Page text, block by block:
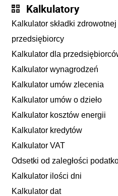
Kalkulatory
Kalkulator składki zdrowotnej
przedsiębiorcy
Kalkulator dla
Kalkulator wynagrodzeń
Kalkulator umów zlecenia
Kalkulator umów o dzieło
Kalkulator kosztów energii
Kalkulator kredytów
Kalkulator VAT
Odsetki od zaległości
Kalkulator ilości dni
Kalkulator dat